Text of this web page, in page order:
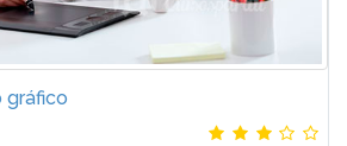
gráfico